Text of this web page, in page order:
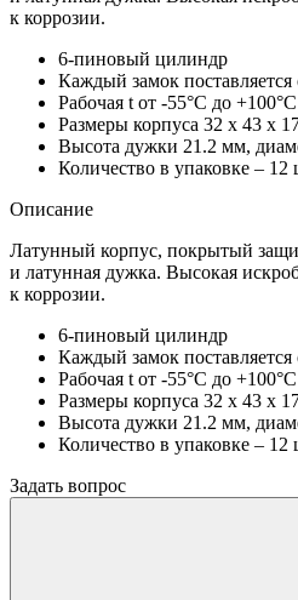
к коррозии.
6-пиновый цилиндр
Каждый замок
Рабочая t от -55°С до +100°С
Размеры корпуса 32 х 43 х
Высота дужки 21.2 мм,
Количество в упаковке – 12
Описание
Латунный корпус, покрытый
и латунная дужка. Высокая
к коррозии.
6-пиновый цилиндр
Каждый замок
Рабочая t от -55°С до +100°С
Размеры корпуса 32 х 43 х
Высота дужки 21.2 мм,
Количество в упаковке – 12
Задать вопрос